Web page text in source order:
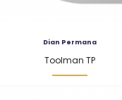
Dian Permana
Toolman TP